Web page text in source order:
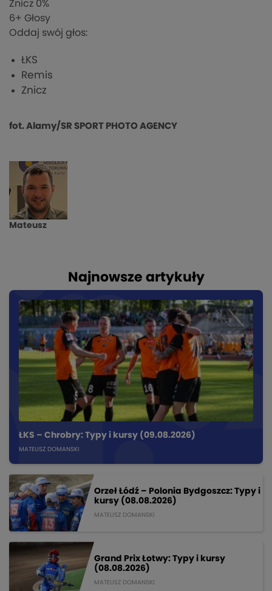
Znicz 0%
6+ Głosy
Oddaj swój głos:
ŁKS
Remis
Znicz
fot. Alamy/SR SPORT PHOTO AGENCY
Mateusz
Najnowsze artykuły
ŁKS – Chrobry: Typy i kursy (09.08.2026)
MATEUSZ DOMANSKI
Orzeł Łódź – Polonia Bydgoszcz: Typy i
kursy (08.08.2026)
MATEUSZ DOMANSKI
Grand Prix Łotwy: Typy i kursy
(08.08.2026)
MATEUSZ DOMANSKI